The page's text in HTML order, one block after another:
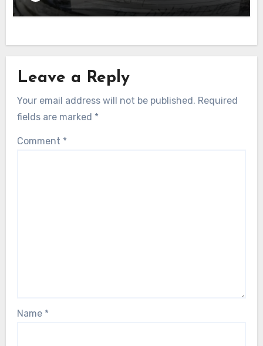
Leave a Reply
Your email address will not be published. Required
fields are marked *
Comment *
Name *